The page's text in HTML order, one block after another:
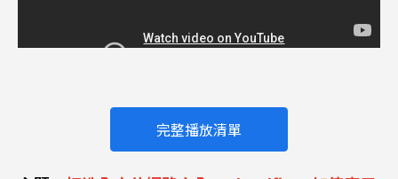
完整播放清單